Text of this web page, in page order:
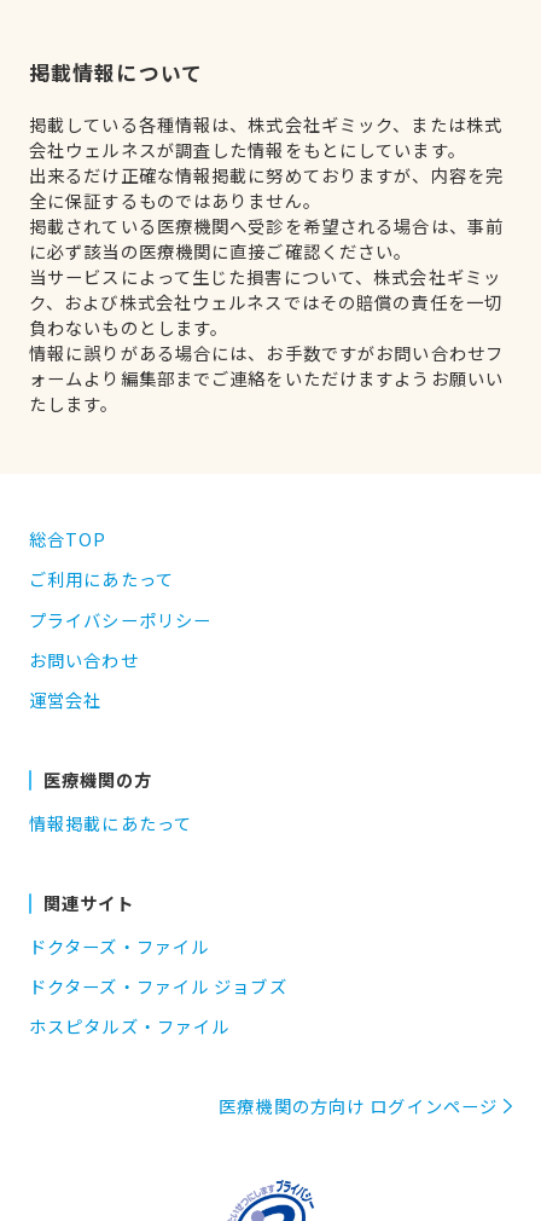
掲載情報について
掲載している各種情報は、株式会社ギミック、または株式
会社ウェルネスが調査した情報をもとにしています。
出来るだけ正確な情報掲載に努めておりますが、内容を完
全に保証するものではありません。
掲載されている医療機関へ受診を希望される場合は、事前
に必ず該当の医療機関に直接ご確認ください。
当サービスによって生じた損害について、株式会社ギミッ
ク、および株式会社ウェルネスではその賠償の責任を一切
負わないものとします。
情報に誤りがある場合には、お手数ですがお問い合わせフ
ォームより編集部までご連絡をいただけますようお願いい
たします。
総合TOP
ご利用にあたって
プライバシーポリシー
お問い合わせ
運営会社
医療機関の方
情報掲載にあたって
関連サイト
ドクターズ・ファイル
ドクターズ・ファイル ジョブズ
ホスピタルズ・ファイル
医療機関の方向け ログインページ